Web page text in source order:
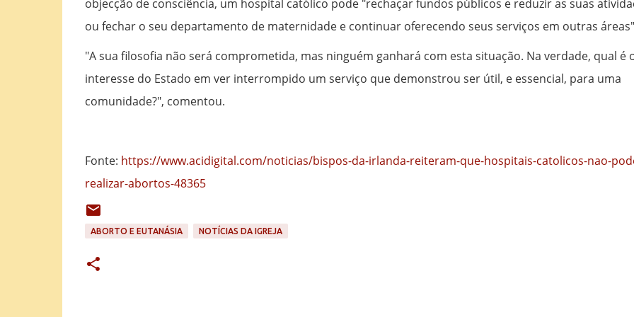
objecção de consciência, um hospital católico pode "rechaçar fundos públicos e reduzir as suas
ou fechar o seu departamento de maternidade e continuar oferecendo seus serviços em outras
"A sua filosofia não será comprometida, mas ninguém ganhará com esta situação. Na verdade, qual é
interesse do Estado em ver interrompido um serviço que demonstrou ser útil, e essencial, para uma
comunidade?", comentou.
Fonte: https://www.acidigital.com/noticias/bispos-da-irlanda-reiteram-que-hospitais-catolicos-nao-
realizar-abortos-48365
ABORTO E EUTANÁSIA NOTÍCIAS DA IGREJA